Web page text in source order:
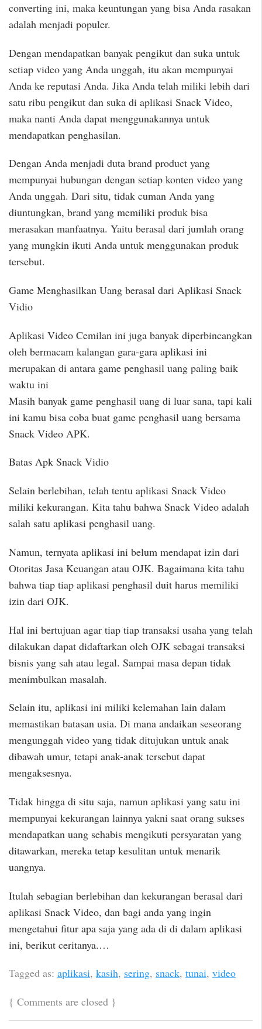
converting ini, maka keuntungan yang bisa Anda rasakan
adalah menjadi populer.
Dengan mendapatkan banyak pengikut dan suka untuk
setiap video yang Anda unggah, itu akan mempunyai
Anda ke reputasi Anda. Jika Anda telah miliki lebih dari
satu ribu pengikut dan suka di aplikasi Snack Video,
maka nanti Anda dapat menggunakannya untuk
mendapatkan penghasilan.
Dengan Anda menjadi duta brand product yang
mempunyai hubungan dengan setiap konten video yang
Anda unggah. Dari situ, tidak cuman Anda yang
diuntungkan, brand yang memiliki produk bisa
merasakan manfaatnya. Yaitu berasal dari jumlah orang
yang mungkin ikuti Anda untuk menggunakan produk
tersebut.
Game Menghasilkan Uang berasal dari Aplikasi Snack
Vidio
Aplikasi Video Cemilan ini juga banyak diperbincangkan
oleh bermacam kalangan gara-gara aplikasi ini
merupakan di antara game penghasil uang paling baik
waktu ini
Masih banyak game penghasil uang di luar sana, tapi kali
ini kamu bisa coba buat game penghasil uang bersama
Snack Video APK.
Batas Apk Snack Vidio
Selain berlebihan, telah tentu aplikasi Snack Video
miliki kekurangan. Kita tahu bahwa Snack Video adalah
salah satu aplikasi penghasil uang.
Namun, ternyata aplikasi ini belum mendapat izin dari
Otoritas Jasa Keuangan atau OJK. Bagaimana kita tahu
bahwa tiap tiap aplikasi penghasil duit harus memiliki
izin dari OJK.
Hal ini bertujuan agar tiap tiap transaksi usaha yang telah
dilakukan dapat didaftarkan oleh OJK sebagai transaksi
bisnis yang sah atau legal. Sampai masa depan tidak
menimbulkan masalah.
Selain itu, aplikasi ini miliki kelemahan lain dalam
memastikan batasan usia. Di mana andaikan seseorang
mengunggah video yang tidak ditujukan untuk anak
dibawah umur, tetapi anak-anak tersebut dapat
mengaksesnya.
Tidak hingga di situ saja, namun aplikasi yang satu ini
mempunyai kekurangan lainnya yakni saat orang sukses
mendapatkan uang sehabis mengikuti persyaratan yang
ditawarkan, mereka tetap kesulitan untuk menarik
uangnya.
Itulah sebagian berlebihan dan kekurangan berasal dari
aplikasi Snack Video, dan bagi anda yang ingin
mengetahui fitur apa saja yang ada di di dalam aplikasi
ini, berikut ceritanya.…
Tagged as: aplikasi, kasih, sering, snack, tunai, video
{ Comments are closed }